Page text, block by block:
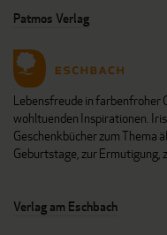
Patmos Verlag
Lebensfreude in farbenfroher
wohltuenden Inspirationen.
Geschenkbücher zum Thema
Geburtstage, zur Ermutigung,
Verlag am Eschbach